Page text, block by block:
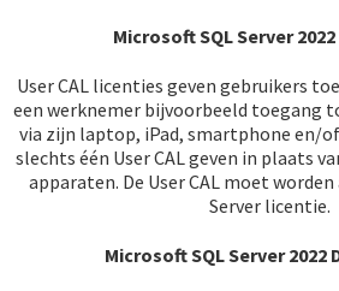
Microsoft SQL Server 2022
User CAL licenties geven gebruikers
een werknemer bijvoorbeeld toegang
via zijn laptop, iPad, smartphone en/
slechts één User CAL geven in plaats
apparaten. De User CAL moet
Server licentie.
Microsoft SQL Server 2022